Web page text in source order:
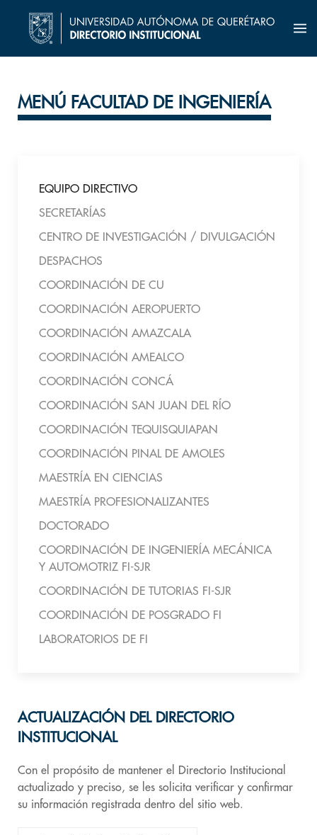
MENÚ FACULTAD DE INGENIERÍA
EQUIPO DIRECTIVO
SECRETARÍAS
CENTRO DE INVESTIGACIÓN / DIVULGACIÓN
DESPACHOS
COORDINACIÓN DE CU
COORDINACIÓN AEROPUERTO
COORDINACIÓN AMAZCALA
COORDINACIÓN AMEALCO
COORDINACIÓN CONCÁ
COORDINACIÓN SAN JUAN DEL RÍO
COORDINACIÓN TEQUISQUIAPAN
COORDINACIÓN PINAL DE AMOLES
MAESTRÍA EN CIENCIAS
MAESTRÍA PROFESIONALIZANTES
DOCTORADO
COORDINACIÓN DE INGENIERÍA MECÁNICA
Y AUTOMOTRIZ FI-SJR
COORDINACIÓN DE TUTORIAS FI-SJR
COORDINACIÓN DE POSGRADO FI
LABORATORIOS DE FI
ACTUALIZACIÓN DEL DIRECTORIO
INSTITUCIONAL
Con el propósito de mantener el Directorio Institucional
actualizado y preciso, se les solicita verificar y confirmar
su información registrada dentro del sitio web.